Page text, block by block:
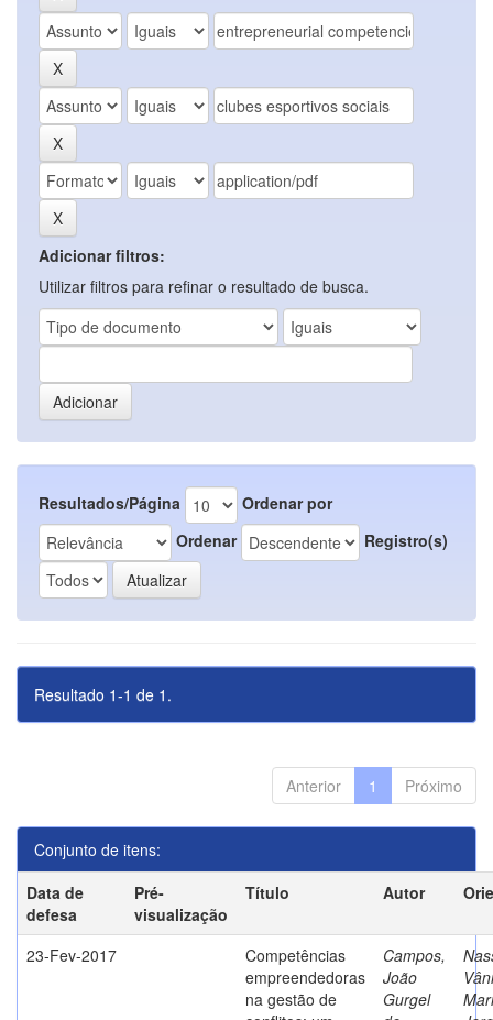
Adicionar filtros:
Utilizar filtros para refinar o resultado de busca.
Resultados/Página
Ordenar por
Ordenar
Registro(s)
Resultado 1-1 de 1.
Anterior 1 Próximo
Conjunto de itens:
Data de
defesa
Pré-
visualização
Título Autor
23-Fev-2017
Competências
empreendedoras
na gestão de
Campos,
João
Gurgel